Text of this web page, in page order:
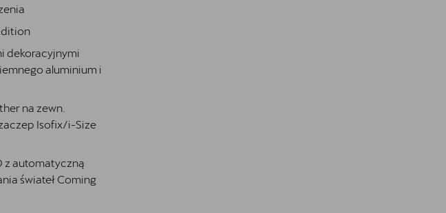
dekoracyjnymi
aluminium i
na zewn.
Isofix/i-Size
z automatyczną
świateł Coming